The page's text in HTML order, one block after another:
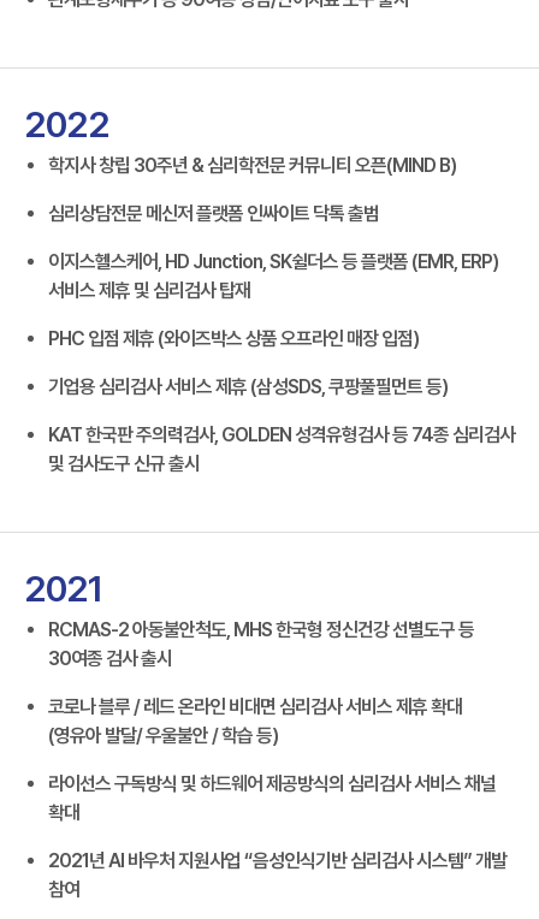
2022
학지사 창립 30주년 & 심리학전문 커뮤니티 오픈(MIND B)
심리상담전문 메신저 플랫폼 인싸이트 닥톡 출범
이지스헬스케어, HD Junction, SK쉴더스 등 플랫폼 (EMR, ERP)
서비스 제휴 및 심리검사 탑재
PHC 입점 제휴 (와이즈박스 상품 오프라인 매장 입점)
기업용 심리검사 서비스 제휴 (삼성SDS, 쿠팡풀필먼트 등)
KAT 한국판 주의력검사, GOLDEN 성격유형검사 등 74종 심리검사
및 검사도구 신규 출시
2021
RCMAS-2 아동불안척도, MHS 한국형 정신건강 선별도구 등
30여종 검사 출시
코로나 블루 / 레드 온라인 비대면 심리검사 서비스 제휴 확대
(영유아 발달/ 우울불안 / 학습 등)
라이선스 구독방식 및 하드웨어 제공방식의 심리검사 서비스 채널
확대
2021년 AI 바우처 지원사업 “음성인식기반 심리검사 시스템” 개발
참여